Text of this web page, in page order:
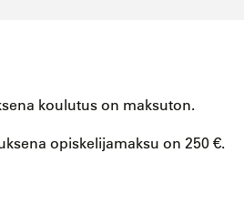
koulutus on maksuton.
opiskelijamaksu on 250 €.